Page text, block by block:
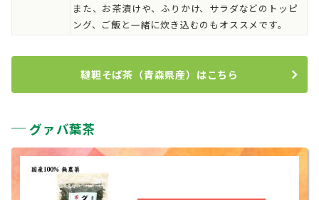
また、お茶漬けや、ふりかけ、サラダなどのトッピ
ング、ご飯と一緒に炊き込むのもオススメです。
韃靼そば茶（青森県産）はこちら
グァバ葉茶